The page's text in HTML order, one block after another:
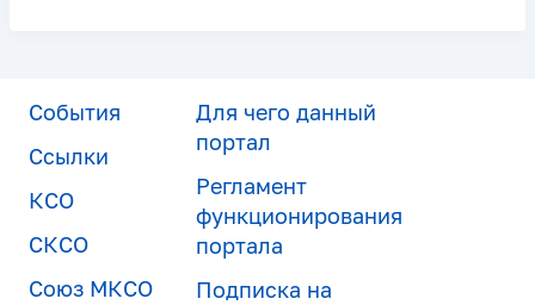
События
Ссылки
КСО
СКСО
Союз МКСО
Для чего данный
портал
Регламент
функционирования
портала
Подписка на